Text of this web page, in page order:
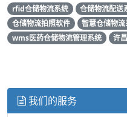
rfid仓储物流系统
仓储物流配送
仓储物流拍照软件
智慧仓储物
wms医药仓储物流管理系统
许
我们的服务